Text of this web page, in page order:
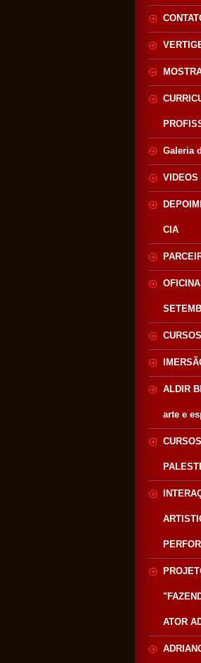
Galeria
VIDEOS
CIA
ALDIR
arte e
ATOR